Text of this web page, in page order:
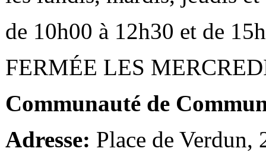
de 10h00 à 12h30 et de
FERMÉE LES
Communauté de
Adresse: Place de Verdun,